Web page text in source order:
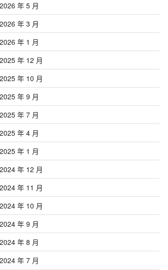
2026 年 5 月
2026 年 3 月
2026 年 1 月
2025 年 12 月
2025 年 10 月
2025 年 9 月
2025 年 7 月
2025 年 4 月
2025 年 1 月
2024 年 12 月
2024 年 11 月
2024 年 10 月
2024 年 9 月
2024 年 8 月
2024 年 7 月